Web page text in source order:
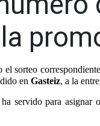
el sorteo
en Gasteiz, a la
servido para